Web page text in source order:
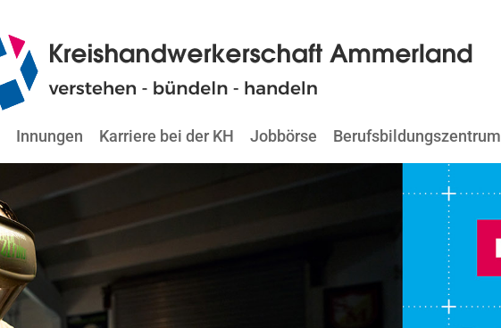
Innungen Karriere bei der KH Jobbörse Berufsbildungszentrum